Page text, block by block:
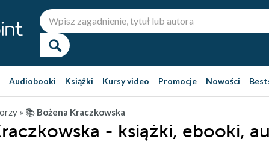
Audiobooki Książki Kursy video Promocje Nowości
» 📚 Bożena Kraczkowska
- książki, ebooki,